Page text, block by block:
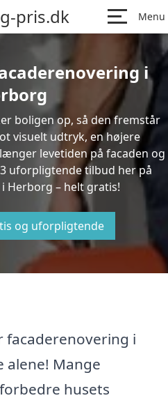
pris.dk Menu
i
boligen op, så den fremstår
visuelt udtryk, en højere
levetiden på facaden og
uforpligtende tilbud her på
Herborg – helt gratis!
og uforpligtende
facaderenovering i
alene! Mange
husets